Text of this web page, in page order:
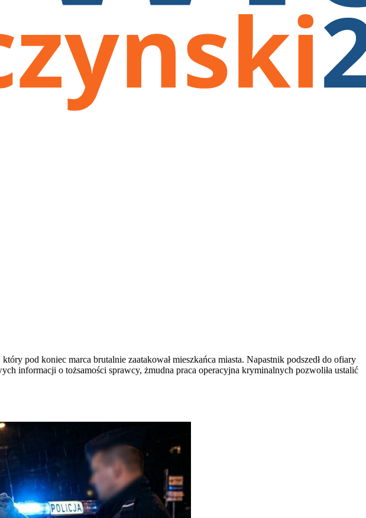
pod koniec marca brutalnie zaatakował mieszkańca miasta. Napastnik podszedł do ofiary
informacji o tożsamości sprawcy, żmudna praca operacyjna kryminalnych pozwoliła ustalić